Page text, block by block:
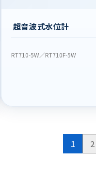
超音波式水位計
RT710-5W／RT710F-5W
1 2